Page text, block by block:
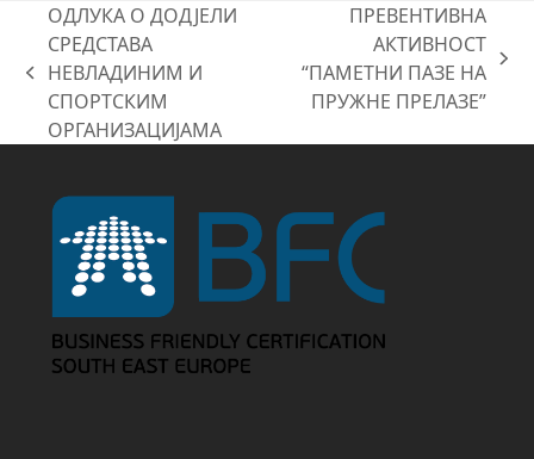
previous
post:
ОДЛУКА О ДОДЈЕЛИ
СРЕДСТАВА
НЕВЛАДИНИМ И
СПОРТСКИМ
ОРГАНИЗАЦИЈАМА
next
post:
ПРЕВЕНТИВНА
АКТИВНОСТ
“ПАМЕТНИ ПАЗЕ НА
ПРУЖНЕ ПРЕЛАЗЕ”